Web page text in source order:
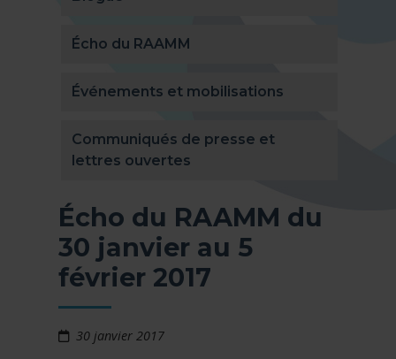
Écho du RAAMM
Événements et mobilisations
Communiqués de presse et
lettres ouvertes
Écho du RAAMM du
30 janvier au 5
février 2017
30 janvier 2017